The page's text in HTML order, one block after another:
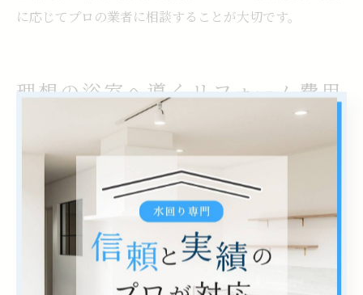
に応じてプロの業者に相談することが大切です。
理想の浴室へ導くリフォーム費用
診断ガイド
浴室リフォーム費用診断で予算の最適化を実現
浴室リフォームを検討する際、まず気になるのが費用の
総額です。埼玉県飯能市でリフォームを行う場合、工事
内容や使用する設備によって金額が大きく異なります。
費用診断を行うことで、自分に合った最適な予算設定が